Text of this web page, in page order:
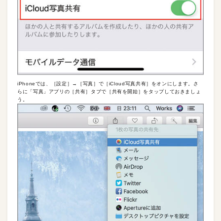
iPhoneでは、［設定］→［写真］で［iCloud写真共有］をオンにします。さ
らに「写真」アプリの［共有］タブで［共有を開始］をタップしておきましょ
う。